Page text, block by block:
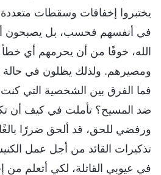
يختبروا إخفاقات وسقطات
في أنفسهم فحسب، بل يصبحون
الله، خوفًا من أن يحرمهم أي
ومصيرهم. ولذلك يظلون في حالة
فما الفرق بين الشخصية التي
ضد المسيح؟ تأملت في كيف أن
ورفضي للحق، قد ألحق ضررًا
تذكيرات القائد من أجل عمل
في عيوبي القاتلة، لكي أتعلم